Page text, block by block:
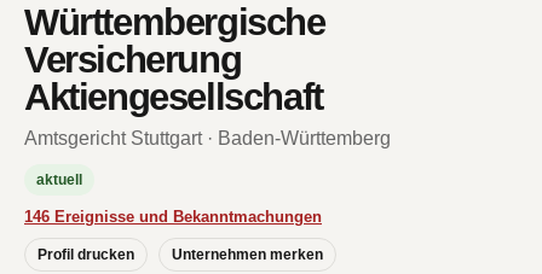
Württembergische
Versicherung
Aktiengesellschaft
Amtsgericht Stuttgart · Baden-Württemberg
aktuell
146 Ereignisse und Bekanntmachungen
Profil drucken Unternehmen merken